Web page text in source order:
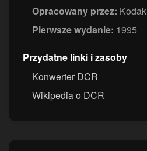
Opracowany przez: Kodak
Pierwsze wydanie: 1995
Przydatne linki i zasoby
Konwerter DCR
Wikipedia o DCR